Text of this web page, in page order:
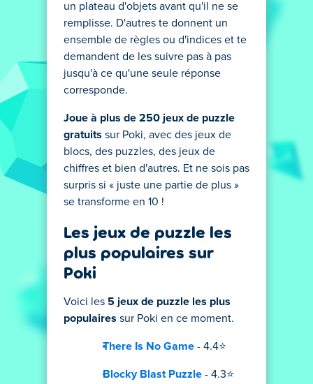
un plateau d'objets avant qu'il ne se
remplisse. D'autres te donnent un
ensemble de règles ou d'indices et te
demandent de les suivre pas à pas
jusqu'à ce qu'une seule réponse
corresponde.
Joue à plus de 250 jeux de puzzle
gratuits sur Poki, avec des jeux de
blocs, des puzzles, des jeux de
chiffres et bien d'autres. Et ne sois pas
surpris si « juste une partie de plus »
se transforme en 10 !
Les jeux de puzzle les
plus populaires sur
Poki
Voici les 5 jeux de puzzle les plus
populaires sur Poki en ce moment.
There Is No Game - 4.4⭐
Blocky Blast Puzzle - 4.3⭐